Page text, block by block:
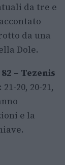
da tre e
da una
Dole.
– Tezenis
20, 20-21,
e la